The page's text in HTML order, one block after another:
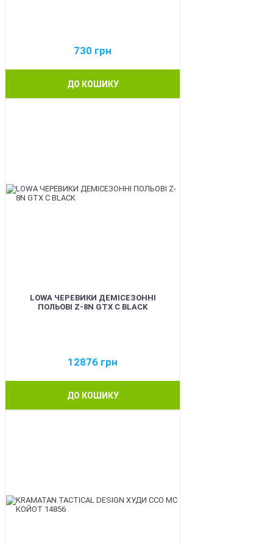
730 грн
ДО КОШИКУ
LOWA ЧЕРЕВИКИ ДЕМІСЕЗОННІ
ПОЛЬОВІ Z-8N GTX C BLACK
12876 грн
ДО КОШИКУ